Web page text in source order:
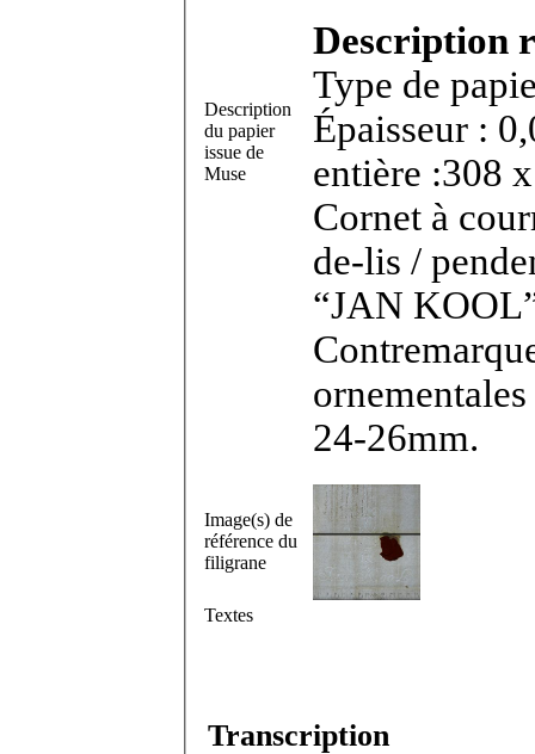
Description
du papier
issue de
Muse
Description
Type de
Épaisseur :
entière :308
Cornet à
de-lis /
“JAN KOOL”, majuscules ornementales
24-26mm.
Image(s) de
référence du
filigrane
Textes
Transcription